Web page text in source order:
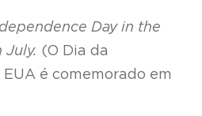
Day in the
July. (O Dia da
é comemorado em